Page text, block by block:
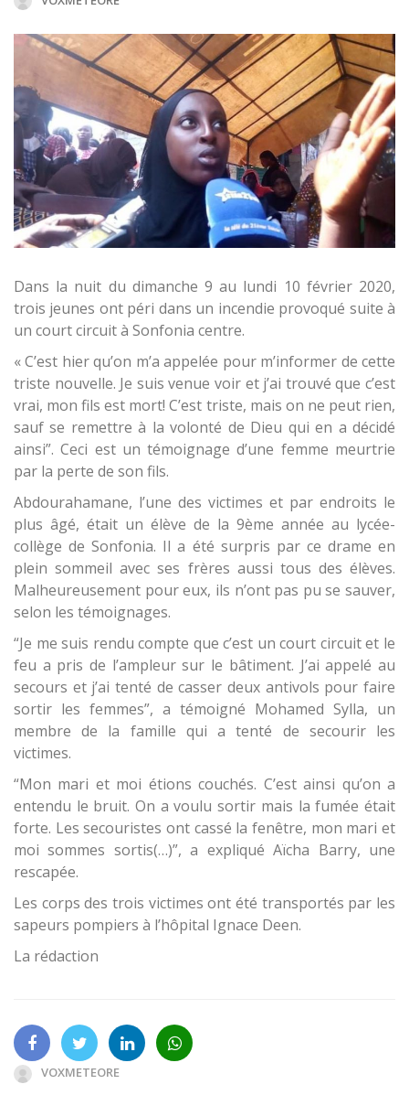
Dans la nuit du dimanche 9 au lundi 10 février 2020,
trois jeunes ont péri dans un incendie provoqué suite à
un court circuit à Sonfonia centre.
« C’est hier qu’on m’a appelée pour m’informer de cette
triste nouvelle. Je suis venue voir et j’ai trouvé que c’est
vrai, mon fils est mort! C’est triste, mais on ne peut rien,
sauf se remettre à la volonté de Dieu qui en a décidé
ainsi”. Ceci est un témoignage d’une femme meurtrie
par la perte de son fils.
Abdourahamane, l’une des victimes et par endroits le
plus âgé, était un élève de la 9ème année au lycée-
collège de Sonfonia. Il a été surpris par ce drame en
plein sommeil avec ses frères aussi tous des élèves.
Malheureusement pour eux, ils n’ont pas pu se sauver,
selon les témoignages.
“Je me suis rendu compte que c’est un court circuit et le
feu a pris de l’ampleur sur le bâtiment. J’ai appelé au
secours et j’ai tenté de casser deux antivols pour faire
sortir les femmes”, a témoigné Mohamed Sylla, un
membre de la famille qui a tenté de secourir les
victimes.
“Mon mari et moi étions couchés. C’est ainsi qu’on a
entendu le bruit. On a voulu sortir mais la fumée était
forte. Les secouristes ont cassé la fenêtre, mon mari et
moi sommes sortis(…)”, a expliqué Aïcha Barry, une
rescapée.
Les corps des trois victimes ont été transportés par les
sapeurs pompiers à l’hôpital Ignace Deen.
La rédaction
VOXMETEORE